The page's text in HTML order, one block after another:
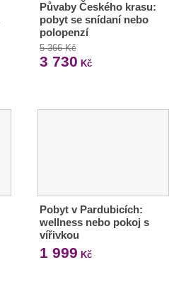
Půvaby Českého krasu:
pobyt se snídaní nebo
polopenzí
5 366 Kč
3 730 Kč
Pobyt v Pardubicích:
wellness nebo pokoj s
vířivkou
1 999 Kč